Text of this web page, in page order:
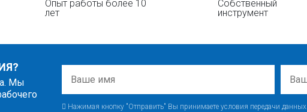
Опыт работы более 10
лет
Собственный
инструмент
Мы
Нажимая кнопку "Отправить" Вы принимаете условия передачи данных.